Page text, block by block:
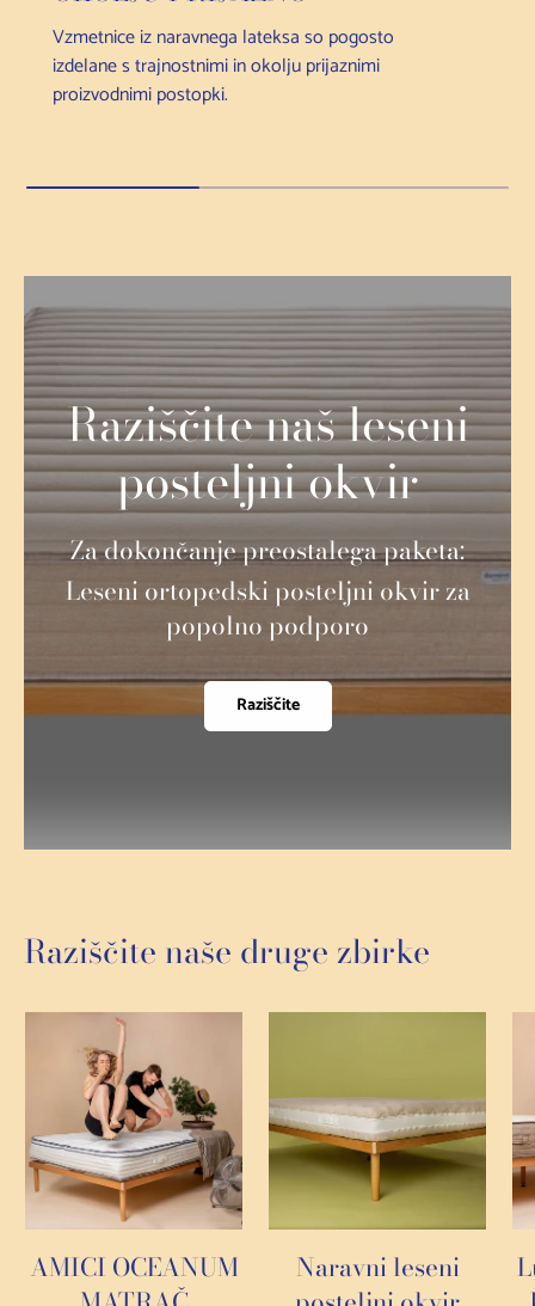
Vzmetnice iz naravnega lateksa so pogosto
izdelane s trajnostnimi in okolju prijaznimi
proizvodnimi postopki.
Raziščite naš leseni
posteljni okvir
Za dokončanje preostalega paketa:
Leseni ortopedski posteljni okvir za
popolno podporo
Raziščite
Raziščite naše druge zbirke
AMICI OCEANUM
Naravni leseni